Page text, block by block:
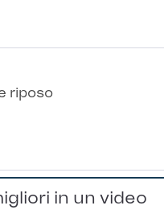
riposo
in un video